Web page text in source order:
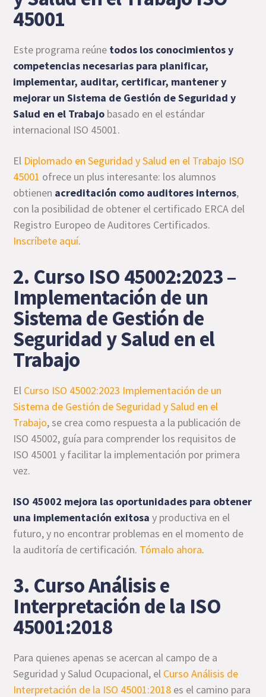
45001
Este programa reúne todos los conocimientos y
competencias necesarias para planificar,
implementar, auditar, certificar, mantener y
mejorar un Sistema de Gestión de Seguridad y
Salud en el Trabajo basado en el estándar
internacional ISO 45001.
El Diplomado en Seguridad y Salud en el Trabajo ISO
45001 ofrece un plus interesante: los alumnos
obtienen acreditación como auditores internos,
con la posibilidad de obtener el certificado ERCA del
Registro Europeo de Auditores Certificados.
Inscríbete aquí.
2. Curso ISO 45002:2023 –
Implementación de un
Sistema de Gestión de
Seguridad y Salud en el
Trabajo
El Curso ISO 45002:2023 Implementación de un
Sistema de Gestión de Seguridad y Salud en el
Trabajo, se crea como respuesta a la publicación de
ISO 45002, guía para comprender los requisitos de
ISO 45001 y facilitar la implementación por primera
vez.
ISO 45002 mejora las oportunidades para obtener
una implementación exitosa y productiva en el
futuro, y no encontrar problemas en el momento de
la auditoría de certificación. Tómalo ahora.
3. Curso Análisis e
Interpretación de la ISO
45001:2018
Para quienes apenas se acercan al campo de a
Seguridad y Salud Ocupacional, el Curso Análisis de
Interpretación de la ISO 45001:2018 es el camino para